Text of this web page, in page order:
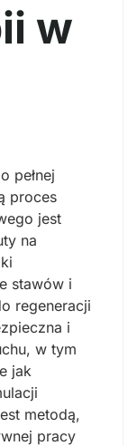
w
pełnej
proces
jest
na
stawów i
regeneracji
i
w tym
jak
metodą,
pracy